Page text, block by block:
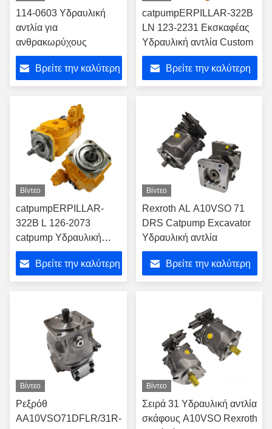
114-0603 Υδραυλική
αντλία για
ανθρακωρύχους
Βρείτε την καλύτερη
catpumpERPILLAR-322B
LN 123-2231 Εκσκαφέας
Υδραυλική αντλία Custom
Βρείτε την καλύτερη
Βίντεο
catpumpERPILLAR-
322B L 126-2073
catpump Υδραυλική
αντλία ODM για
εξορυκτήρα
Βρείτε την καλύτερη
Βίντεο
Rexroth AL A10VSO 71
DRS Catpump Excavator
Υδραυλική αντλία
Βρείτε την καλύτερη
Βίντεο
Ρεξρόθ
AA10VSO71DFLR/31R-
Βίντεο
Σειρά 31 Υδραυλική αντλία
σκάφους A10VSO Rexroth